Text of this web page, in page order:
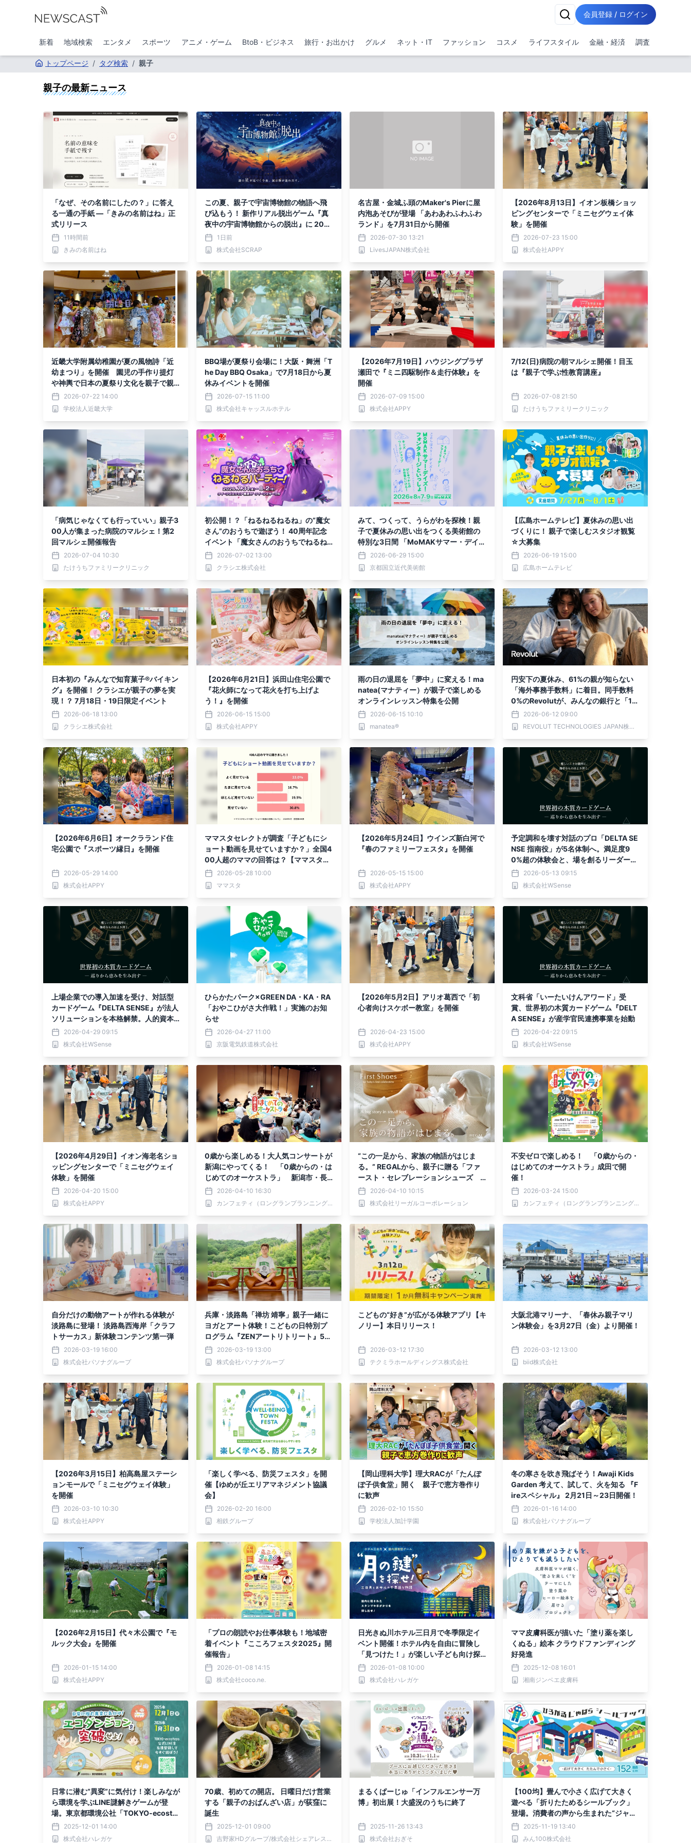
会員登録 / ログイン
新着 地域検索 エンタメ スポーツ アニメ・ゲーム BtoB・ビジネス 旅行・お出かけ グルメ ネット・IT ファッション コスメ ライフスタイル 金融・経済 調査
トップページ / タグ検索 / 親子
親子の最新ニュース
「なぜ、その名前にしたの？」に答え
る一通の手紙 ―「きみの名前はね」正
式リリース
11時間前
きみの名前はね
この夏、親子で宇宙博物館の物語へ飛
び込もう！ 新作リアル脱出ゲーム『真
夜中の宇宙博物館からの脱出』に 2026
年8月7日(金)より親子で楽しめる「フ
ァミリーキット」が登場！
1日前
株式会社SCRAP
名古屋・金城ふ頭のMaker's Pierに屋
内泡あそびが登場 「あわあわふわふわ
ランド」を7月31日から開催
2026-07-30 13:21
LivesJAPAN株式会社
【2026年8月13日】イオン板橋ショッ
ピングセンターで「ミニセグウェイ体
験」を開催
2026-07-23 15:00
株式会社APPY
近畿大学附属幼稚園が夏の風物詩「近
幼まつり」を開催 園児の手作り提灯
や神輿で日本の夏祭り文化を親子で親
しむ2026-07-22 14:00
学校法人近畿大学
BBQ場が夏祭り会場に！大阪・舞洲「T
he Day BBQ Osaka」で7月18日から夏
休みイベントを開催
2026-07-15 11:00
株式会社キャッスルホテル
【2026年7月19日】ハウジングプラザ
瀬田で『ミニ四駆制作＆走行体験』を
開催
2026-07-09 15:00
株式会社APPY
7/12(日)病院の朝マルシェ開催！目玉
は『親子で学ぶ性教育講座』
2026-07-08 21:50
たけうちファミリークリニック
「病気じゃなくても行っていい」親子3
00人が集まった病院のマルシェ！第2
回マルシェ開催報告
2026-07-04 10:30
たけうちファミリークリニック
初公開！？「ねるねるねるね」の“魔女
さん”のおうちで遊ぼう！ 40周年記念
イベント「魔女さんのおうちでねるね
るパーティー！」開催決定！
2026-07-02 13:00
クラシエ株式会社
みて、つくって、うらがわを探検！親
子で夏休みの思い出をつくる美術館の
特別な3日間 「MoMAKサマー・デイ
ズ！フォンタネージといっしょ」
2026-06-29 15:00
京都国立近代美術館
【広島ホームテレビ】夏休みの思い出
づくりに！ 親子で楽しむスタジオ観覧
☆大募集
2026-06-19 15:00
広島ホームテレビ
日本初の『みんなで知育菓子®バイキン
グ』を開催！ クラシエが親子の夢を実
現！？ 7月18日・19日限定イベント
2026-06-18 13:00
クラシエ株式会社
【2026年6月21日】浜田山住宅公園で
『花火師になって花火を打ち上げよ
う！』を開催
2026-06-15 15:00
株式会社APPY
雨の日の退屈を「夢中」に変える！ma
natea(マナティー）が親子で楽しめる
オンラインレッスン特集を公開
2026-06-15 10:10
manatea®
円安下の夏休み、61%の親が知らない
「海外事務手数料」に着目。同手数料
0%のRevolutが、みんなの銀行と「18
歳成人時代のお金マネジメント」を共
同提案
2026-06-12 09:00
REVOLUT TECHNOLOGIES JAPAN株式会社
【2026年6月6日】オークラランド住
宅公園で『スポーツ縁日』を開催
2026-05-29 14:00
株式会社APPY
ママスタセレクトが調査「子どもにシ
ョート動画を見せていますか？」全国4
00人超のママの回答は？【ママスタア
ンケート】
2026-05-28 10:00
ママスタ
【2026年5月24日】ウインズ新白河で
『春のファミリーフェスタ』を開催
2026-05-15 15:00
株式会社APPY
予定調和を壊す対話のプロ「DELTA SE
NSE 指南役」が5名体制へ。満足度9
0%超の体験会と、場を創るリーダー育
成プログラムを本格化
2026-05-13 09:15
株式会社WSense
上場企業での導入加速を受け、対話型
カードゲーム『DELTA SENSE』が法人
ソリューションを本格解禁。人的資本
経営と“集客”を両立する新プログラムを
リリース
2026-04-29 09:15
株式会社WSense
ひらかたパーク×GREEN DA・KA・RA
「おやこひがさ大作戦！」実施のお知
らせ
2026-04-27 11:00
京阪電気鉄道株式会社
【2026年5月2日】アリオ葛西で「初
心者向けスケボー教室」を開催
2026-04-23 15:00
株式会社APPY
文科省「いーたいけんアワード」受
賞、世界初の木質カードゲーム『DELT
A SENSE』が産学官民連携事業を始動
2026-04-22 09:15
株式会社WSense
【2026年4月29日】イオン海老名ショ
ッピングセンターで「ミニセグウェイ
体験」を開催
2026-04-20 15:00
株式会社APPY
0歳から楽しめる！大人気コンサートが
新潟にやってくる！ 「0歳からの・は
じめてのオーケストラ」 新潟市・長
岡市にて4月25日開催決定
2026-04-10 16:30
カンフェティ（ロングランプランニング株式会社）
“この一足から、家族の物語がはじま
る。” REGALから、親子に贈る「ファ
ースト・セレブレーションシューズ
ギフトセット」が登場
2026-04-10 10:15
株式会社リーガルコーポレーション
不安ゼロで楽しめる！ 「0歳からの・
はじめてのオーケストラ」成田で開
催！
2026-03-24 15:00
カンフェティ（ロングランプランニング株式会社）
自分だけの動物アートが作れる体験が
淡路島に登場！ 淡路島西海岸「クラフ
トサーカス」新体験コンテンツ第一弾
2026-03-19 16:00
株式会社パソナグループ
兵庫・淡路島「禅坊 靖寧」親子一緒に
ヨガとアート体験！こどもの日特別プ
ログラム『ZENアートリトリート』5月
5日に開催！
2026-03-19 13:00
株式会社パソナグループ
こどもの“好き”が広がる体験アプリ【キ
ノリー】本日リリース！
2026-03-12 17:30
テクミラホールディングス株式会社
大阪北港マリーナ、「春休み親子マリ
ン体験会」を3月27日（金）より開催！
2026-03-12 13:00
biid株式会社
【2026年3月15日】柏高島屋ステーシ
ョンモールで「ミニセグウェイ体験」
を開催
2026-03-10 10:30
株式会社APPY
「楽しく学べる、防災フェスタ」を開
催【ゆめが丘エリアマネジメント協議
会】
2026-02-20 16:00
相鉄グループ
【岡山理科大学】理大RACが「たんぽ
ぽ子供食堂」開く 親子で恵方巻作り
に歓声
2026-02-10 15:50
学校法人加計学園
冬の寒さを吹き飛ばそう！Awaji Kids
Garden 考えて、試して、火を知る 『F
ireスペシャル』 2月21日～23日開催！
2026-01-16 14:00
株式会社パソナグループ
【2026年2月15日】代々木公園で『モ
ルック大会』を開催
2026-01-15 14:00
株式会社APPY
「プロの朗読やお仕事体験も！地域密
着イベント『こころフェスタ2025』開
催報告」
2026-01-08 14:15
株式会社coco.ne.
日光きぬ川ホテル三日月で冬季限定イ
ベント開催！ホテル内を自由に冒険し
「見つけた！」が楽しい子ども向け探
索ゲームを1/17(土)から開催
2026-01-08 10:00
株式会社ハレガケ
ママ皮膚科医が描いた「塗り薬を楽し
くぬる」絵本 クラウドファンディング
好発進
2025-12-08 16:01
湘南ジンベエ皮膚科
日常に潜む“異変”に気付け！楽しみなが
ら環境を学ぶLINE謎解きゲームが登
場。東京都環境公社「TOKYO-ecoste
ps」公式LINEから12/1(月)より無料配
信開始
2025-12-01 14:00
株式会社ハレガケ
70歳、初めての開店。 日曜日だけ営業
する「親子のおばんざい店」が荻窪に
誕生
2025-12-01 09:00
吉野家HDグループ/株式会社シェアレストラン
まるくぱーじゅ「インフルエンサー万
博」初出展！大盛況のうちに終了
2025-11-26 13:43
株式会社おぎそ
【100均】畳んで小さく広げて大きく
遊べる「折りたためるシールブック」
登場。消費者の声から生まれた“ジャバ
ラ型”でスペースや人数に合わせて楽し
める新発想！全国100円ショップで発
2025-11-19 13:40
みん100株式会社